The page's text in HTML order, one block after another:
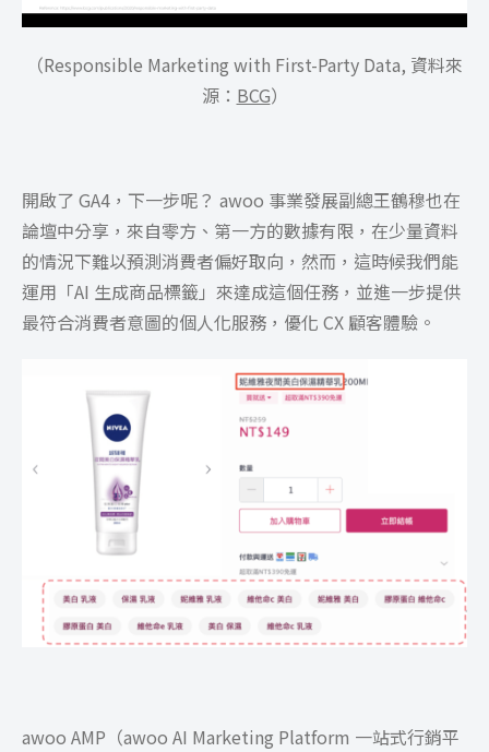
（Responsible Marketing with First-Party Data, 資料來
源： BCG）
開啟了 GA4，下一步呢？ awoo 事業發展副總王鶴穆也在
論壇中分享，來自零方、第一方的數據有限，在少量資料
的情況下難以預測消費者偏好取向，然而，這時候我們能
運用「AI 生成商品標籤」來達成這個任務，並進一步提供
最符合消費者意圖的個人化服務，優化 CX 顧客體驗。
awoo AMP（awoo AI Marketing Platform 一站式行銷平